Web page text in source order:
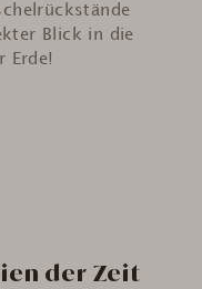
Blick in die
Erde!
der Zeit